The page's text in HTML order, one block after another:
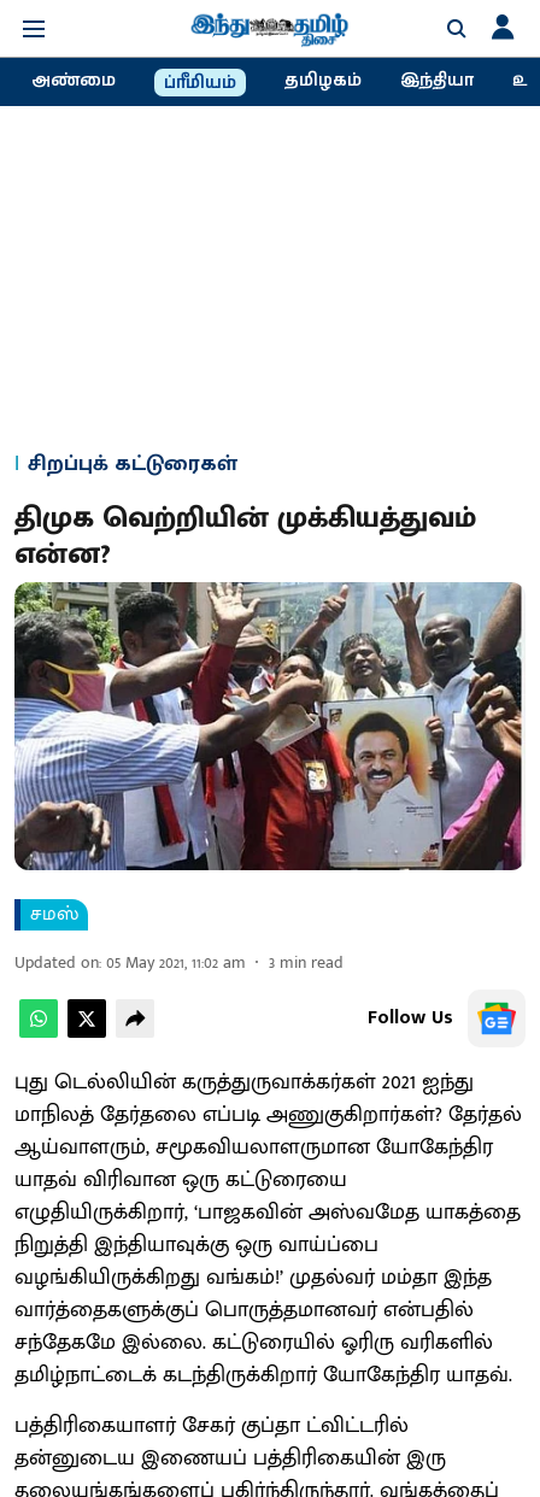
அண்மை ப்ரீமியம் தமிழகம் இந்தியா
சிறப்புக் கட்டுரைகள்
திமுக வெற்றியின் முக்கியத்துவம்
என்ன?
சமஸ்
Updated on:05 May 2021, 11:02 am 3 min read
Follow Us
புது டெல்லியின் கருத்துருவாக்கர்கள் 2021 ஐந்து
மாநிலத் தேர்தலை எப்படி அணுகுகிறார்கள்? தேர்தல்
ஆய்வாளரும், சமூகவியலாளருமான யோகேந்திர
யாதவ் விரிவான ஒரு கட்டுரையை
எழுதியிருக்கிறார், ‘பாஜகவின் அஸ்வமேத யாகத்தை
நிறுத்தி இந்தியாவுக்கு ஒரு வாய்ப்பை
வழங்கியிருக்கிறது வங்கம்!’ முதல்வர் மம்தா இந்த
வார்த்தைகளுக்குப் பொருத்தமானவர் என்பதில்
சந்தேகமே இல்லை. கட்டுரையில் ஓரிரு வரிகளில்
தமிழ்நாட்டைக் கடந்திருக்கிறார் யோகேந்திர யாதவ்.
பத்திரிகையாளர் சேகர் குப்தா ட்விட்டரில்
தன்னுடைய இணையப் பத்திரிகையின் இரு